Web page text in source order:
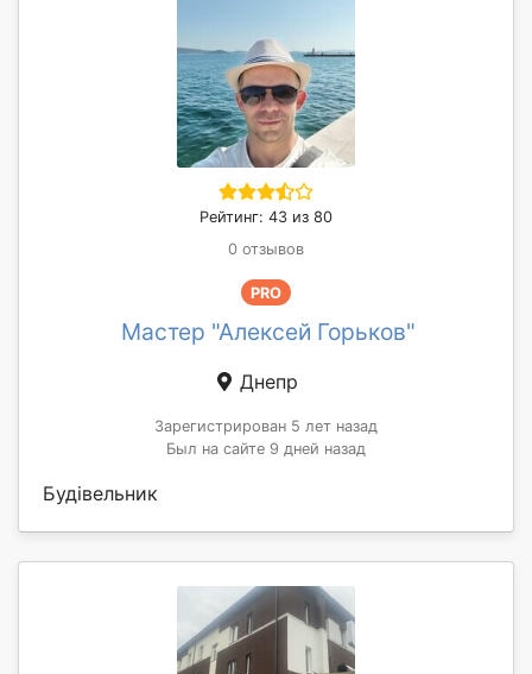
Рейтинг: 43 из 80
0 отзывов
PRO
Мастер "Алексей Горьков"
Днепр
Зарегистрирован 5 лет назад
Был на сайте 9 дней назад
Будівельник